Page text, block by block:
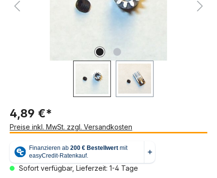
4,89 €*
Preise inkl. MwSt. zzgl. Versandkosten
Sofort verfügbar, Lieferzeit: 1-4 Tage